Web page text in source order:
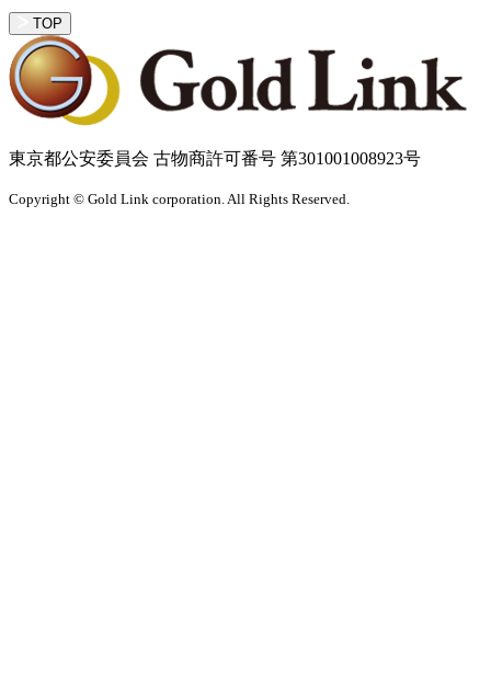
TOP
東京都公安委員会 古物商許可番号 第301001008923号
Copyright © Gold Link corporation. All Rights Reserved.